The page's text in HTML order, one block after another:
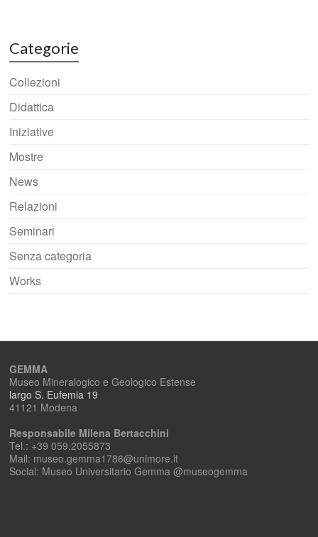
Categorie
Collezioni
Didattica
Iniziative
Mostre
News
Relazioni
Seminari
Senza categoria
Works
GEMMA
Museo Mineralogico e Geologico Estense
largo S. Eufemia 19
41121 Modena
Responsabile Milena Bertacchini
Tel.: +39 059.2055873
Mail: museo.gemma1786@unimore.it
Social: Museo Universitario Gemma @museogemma